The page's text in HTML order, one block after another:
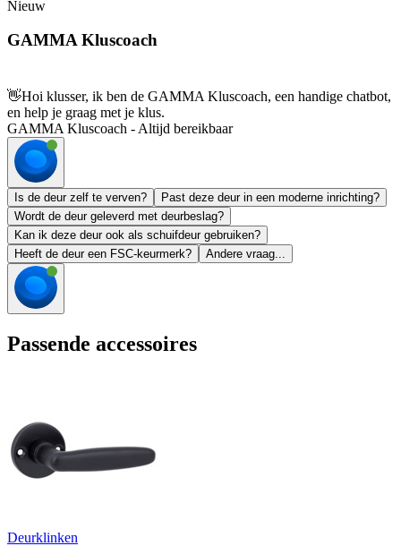
Nieuw
GAMMA Kluscoach
👋Hoi klusser, ik ben de GAMMA Kluscoach, een handige chatbot,
en help je graag met je klus.
GAMMA Kluscoach - Altijd bereikbaar
Is de deur zelf te verven?
Past deze deur in een moderne inrichting?
Wordt de deur geleverd met deurbeslag?
Kan ik deze deur ook als schuifdeur gebruiken?
Heeft de deur een FSC-keurmerk?
Andere vraag...
Passende accessoires
Deurklinken